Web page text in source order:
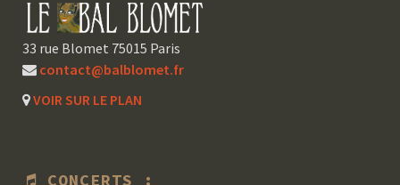
33 rue Blomet 75015 Paris
contact@balblomet.fr
VOIR SUR LE PLAN
CONCERTS :